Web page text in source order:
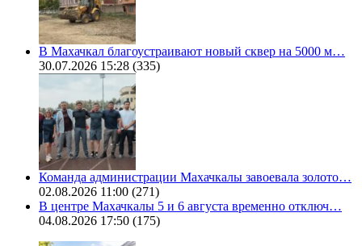
В Махачкал благоустраивают новый сквер на 5000 м…
30.07.2026 15:28 (335)
Команда администрации Махачкалы завоевала золото…
02.08.2026 11:00 (271)
В центре Махачкалы 5 и 6 августа временно отключ…
04.08.2026 17:50 (175)